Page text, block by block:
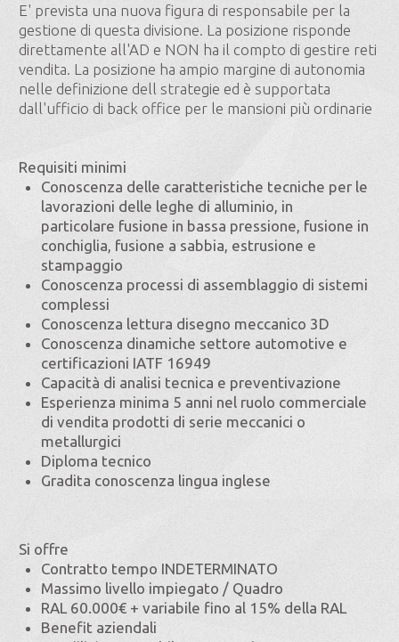
E' prevista una nuova figura di responsabile per la
gestione di questa divisione. La posizione risponde
direttamente all'AD e NON ha il compto di gestire reti
vendita. La posizione ha ampio margine di autonomia
nelle definizione dell strategie ed è supportata
dall'ufficio di back office per le mansioni più ordinarie
Requisiti minimi
Conoscenza delle caratteristiche tecniche per le
lavorazioni delle leghe di alluminio, in
particolare fusione in bassa pressione, fusione in
conchiglia, fusione a sabbia, estrusione e
stampaggio
Conoscenza processi di assemblaggio di sistemi
complessi
Conoscenza lettura disegno meccanico 3D
Conoscenza dinamiche settore automotive e
certificazioni IATF 16949
Capacità di analisi tecnica e preventivazione
Esperienza minima 5 anni nel ruolo commerciale
di vendita prodotti di serie meccanici o
metallurgici
Diploma tecnico
Gradita conoscenza lingua inglese
Si offre
Contratto tempo INDETERMINATO
Massimo livello impiegato / Quadro
RAL 60.000€ + variabile fino al 15% della RAL
Benefit aziendali